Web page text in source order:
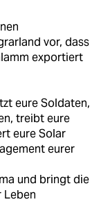
vor, dass
exportiert
eure Soldaten,
treibt eure
eure Solar
eurer
und bringt die
Leben